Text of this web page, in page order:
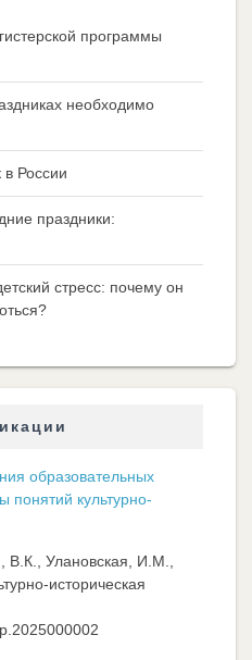
программы
необходимо
России
праздники:
стресс: почему он
образовательных
понятий культурно-
В.К., Улановская, И.М.,
историческая